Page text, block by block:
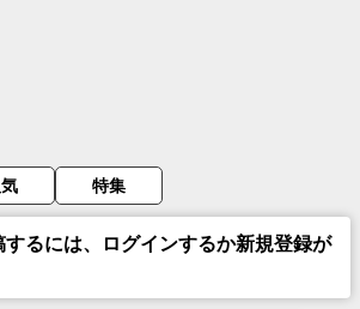
特集
るには、ログインするか新規登録が